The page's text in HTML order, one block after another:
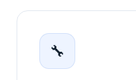
🔧